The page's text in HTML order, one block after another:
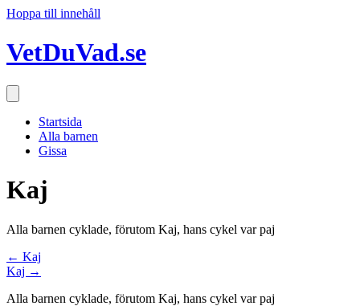
Hoppa till innehåll
VetDuVad.se
Startsida
Alla barnen
Gissa
Kaj
Alla barnen cyklade, förutom Kaj, hans cykel var paj
Posts
navigation
← Kaj
Kaj →
Alla barnen cyklade, förutom Kaj, hans cykel var paj